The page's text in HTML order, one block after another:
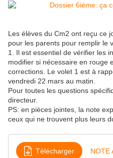
Les élèves du Cm2 ont reçu ce
pour les parents pour remplir le
1. Il est essentiel de vérifier les
modifier si nécessaire en rouge
corrections. Le volet 1 est à
vendredi 22 mars au matin.
Pour toutes les questions
directeur.
PS: en pièces jointes, la note
ceux qui ne trouvent plus leurs
Télécharger